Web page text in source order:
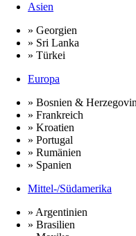
Asien
» Georgien
» Sri Lanka
» Türkei
Europa
» Bosnien &
» Frankreich
» Kroatien
» Portugal
» Rumänien
» Spanien
Mittel-/Südamerika
» Argentinien
» Brasilien